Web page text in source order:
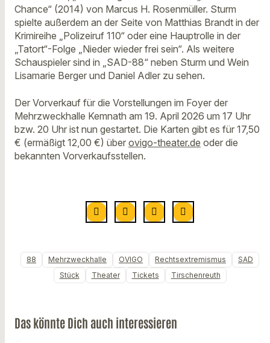
Chance“ (2014) von Marcus H. Rosenmüller. Sturm
spielte außerdem an der Seite von Matthias Brandt in der
Krimireihe „Polizeiruf 110“ oder eine Hauptrolle in der
„Tatort“-Folge „Nieder wieder frei sein“. Als weitere
Schauspieler sind in „SAD-88“ neben Sturm und Wein
Lisamarie Berger und Daniel Adler zu sehen.
Der Vorverkauf für die Vorstellungen im Foyer der
Mehrzweckhalle Kemnath am 19. April 2026 um 17 Uhr
bzw. 20 Uhr ist nun gestartet. Die Karten gibt es für 17,50
€ (ermäßigt 12,00 €) über ovigo-theater.de oder die
bekannten Vorverkaufsstellen.
88 Mehrzweckhalle OVIGO Rechtsextremismus
SAD
Stück
Theater Tickets Tirschenreuth
Das könnte Dich auch interessieren